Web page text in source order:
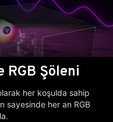
Şöleni
her koşulda sahip
sayesinde her an RGB